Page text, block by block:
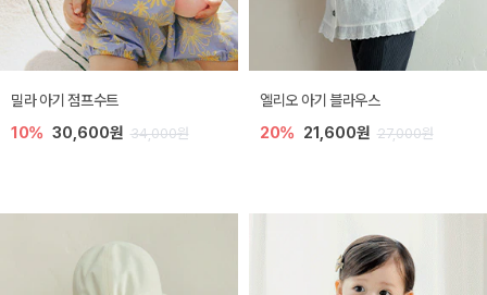
밀라 아기 점프수트
10% 30,600원 34,000원
엘리오 아기 블라우스
20% 21,600원 27,000원